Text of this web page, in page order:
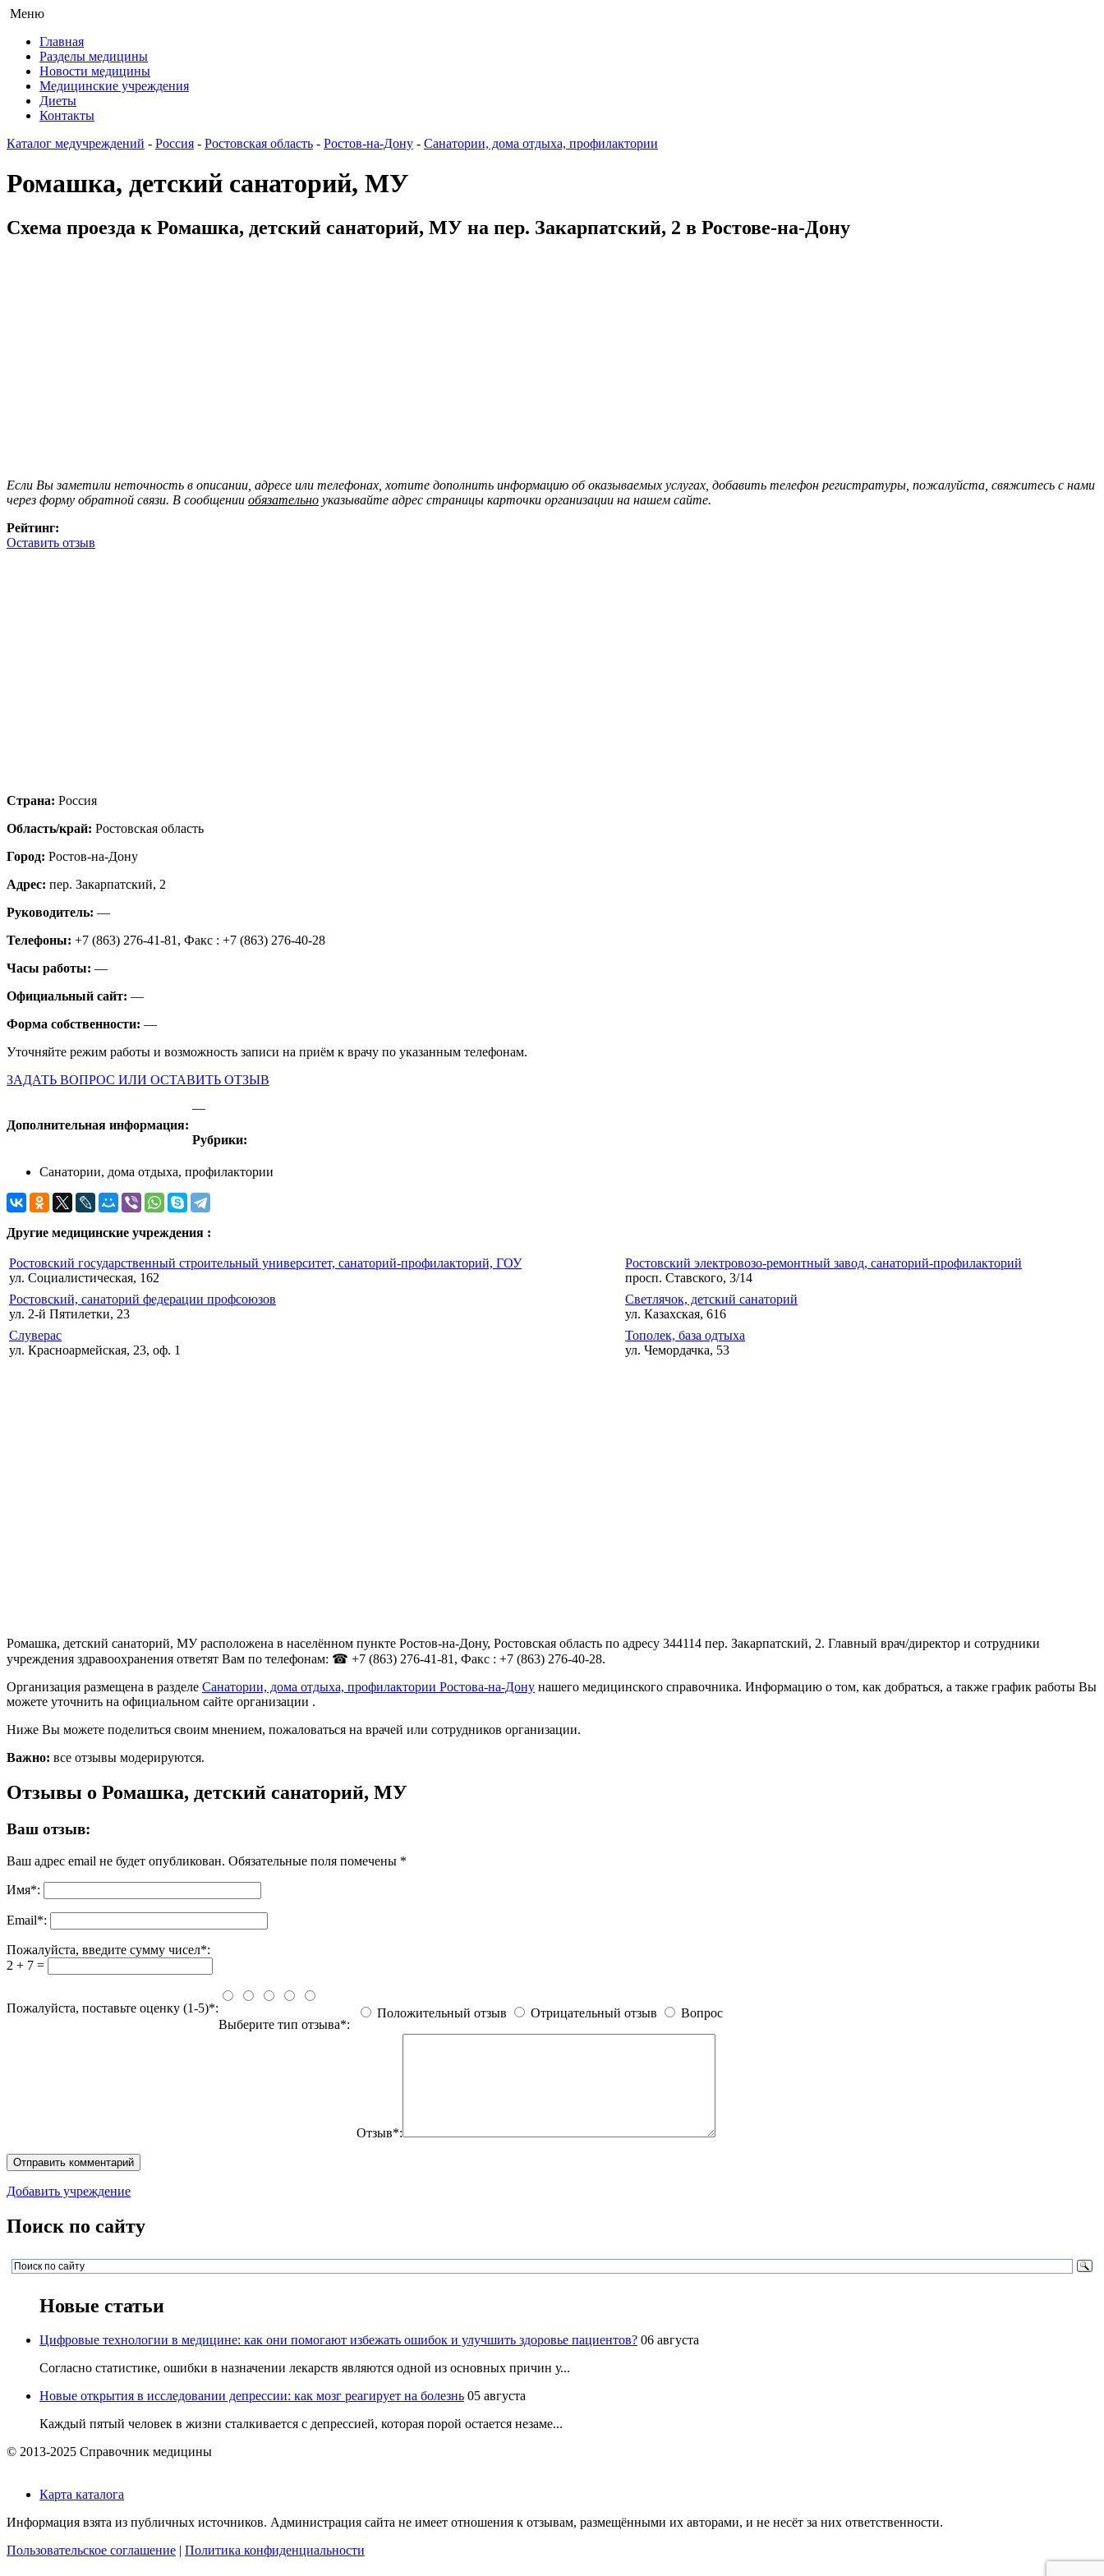
Меню
Главная
Разделы медицины
Новости медицины
Медицинские учреждения
Диеты
Контакты
Каталог медучреждений - Россия - Ростовская область - Ростов-на-Дону - Санатории, дома отдыха, профилактории
Ромашка, детский санаторий, МУ
Схема проезда к Ромашка, детский санаторий, МУ на пер. Закарпатский, 2 в Ростове-на-Дону
Если Вы заметили неточность в описании, адресе или телефонах, хотите дополнить информацию об оказываемых услугах, добавить телефон регистратуры, пожалуйста, свяжитесь с нами
через форму обратной связи. В сообщении обязательно указывайте адрес страницы карточки организации на нашем сайте.
Рейтинг:
Оставить отзыв
Страна: Россия
Область/край: Ростовская область
Город: Ростов-на-Дону
Адрес: пер. Закарпатский, 2
Руководитель: —
Телефоны: +7 (863) 276-41-81, Факс : +7 (863) 276-40-28
Часы работы: —
Официальный сайт: —
Форма собственности: —
Уточняйте режим работы и возможность записи на приём к врачу по указанным телефонам.
ЗАДАТЬ ВОПРОС ИЛИ ОСТАВИТЬ ОТЗЫВ
Дополнительная информация:
—
Рубрики:
Санатории, дома отдыха, профилактории
Другие медицинские учреждения :
Ростовский государственный строительный университет, санаторий-профилакторий, ГОУ
ул. Социалистическая, 162
Ростовский электровозо-ремонтный завод, санаторий-профилакторий
просп. Ставского, 3/14
Ростовский, санаторий федерации профсоюзов
ул. 2-й Пятилетки, 23
Светлячок, детский санаторий
ул. Казахская, 616
Слуверас
ул. Красноармейская, 23, оф. 1
Тополек, база одтыха
ул. Чемордачка, 53
Ромашка, детский санаторий, МУ расположена в населённом пункте Ростов-на-Дону, Ростовская область по адресу 344114 пер. Закарпатский, 2. Главный врач/директор и сотрудники
учреждения здравоохранения ответят Вам по телефонам: ☎ +7 (863) 276-41-81, Факс : +7 (863) 276-40-28.
Организация размещена в разделе Санатории, дома отдыха, профилактории Ростова-на-Дону нашего медицинского справочника. Информацию о том, как добраться, а также график работы Вы
можете уточнить на официальном сайте организации .
Ниже Вы можете поделиться своим мнением, пожаловаться на врачей или сотрудников организации.
Важно: все отзывы модерируются.
Отзывы о Ромашка, детский санаторий, МУ
Ваш отзыв:
Ваш адрес email не будет опубликован. Обязательные поля помечены *
Имя*:
Email*:
Пожалуйста, введите сумму чисел*:
2 + 7 =
Пожалуйста, поставьте оценку (1-5)*:
Выберите тип отзыва*:
Положительный отзыв Отрицательный отзыв Вопрос
Отзыв*:
Добавить учреждение
Поиск по сайту
Новые статьи
Цифровые технологии в медицине: как они помогают избежать ошибок и улучшить здоровье пациентов? 06 августа
Согласно статистике, ошибки в назначении лекарств являются одной из основных причин у...
Новые открытия в исследовании депрессии: как мозг реагирует на болезнь 05 августа
Каждый пятый человек в жизни сталкивается с депрессией, которая порой остается незаме...
© 2013-2025 Справочник медицины
Карта каталога
Информация взята из публичных источников. Администрация сайта не имеет отношения к отзывам, размещёнными их авторами, и не несёт за них ответственности.
Пользовательское соглашение
Политика конфиденциальности